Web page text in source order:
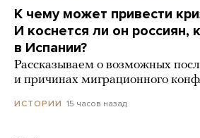
К чему может привести
И коснется ли он россиян,
в Испании?
Рассказываем о возможных
и причинах миграционного
ИСТОРИИ 15 часов назад